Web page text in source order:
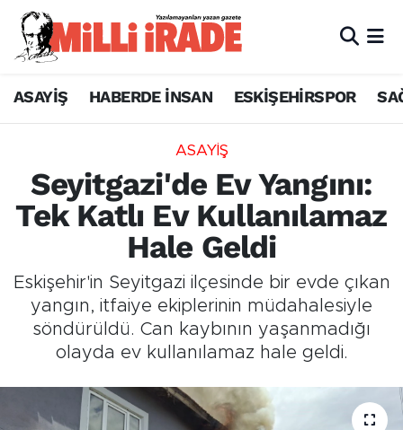
ASAYİŞ HABERDE İNSAN ESKİŞEHİRSPOR
ASAYİŞ
Seyitgazi'de Ev Yangını:
Tek Katlı Ev Kullanılamaz
Hale Geldi
Eskişehir'in Seyitgazi ilçesinde bir evde çıkan
yangın, itfaiye ekiplerinin müdahalesiyle
söndürüldü. Can kaybının yaşanmadığı
olayda ev kullanılamaz hale geldi.